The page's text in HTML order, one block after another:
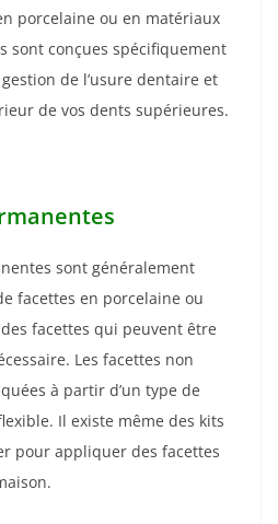
porcelaine ou en matériaux
sont conçues spécifiquement
de l’usure dentaire et
de vos dents supérieures.
sont généralement
facettes en porcelaine ou
facettes qui peuvent être
Les facettes non
à partir d’un type de
Il existe même des kits
pour appliquer des facettes